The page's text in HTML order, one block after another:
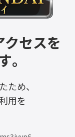
セスを
。
ため、
用を